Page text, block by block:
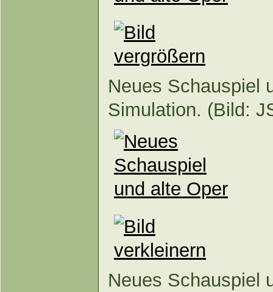
Neues Schauspiel
Simulation. (Bild:
Neues Schauspiel